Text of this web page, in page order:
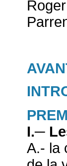
I.─
A.- la